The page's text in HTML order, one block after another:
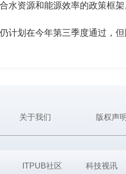
水资源和能源效率的政策框架
计划在今年第三季度通过，
关于我们 版权声明
ITPUB社区 科技视讯